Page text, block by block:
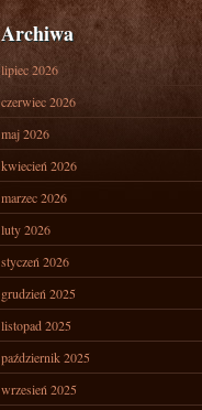
Archiwa
lipiec 2026
czerwiec 2026
maj 2026
kwiecień 2026
marzec 2026
luty 2026
styczeń 2026
grudzień 2025
listopad 2025
październik 2025
wrzesień 2025